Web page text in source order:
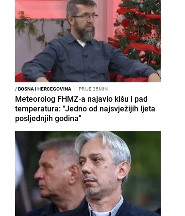
/BOSNA I HERCEGOVINA I PRIJE 35MIN
Meteorolog FHMZ-a najavio kišu i pad
temperatura: "Jedno od najsvježijih ljeta
posljednjih godina"